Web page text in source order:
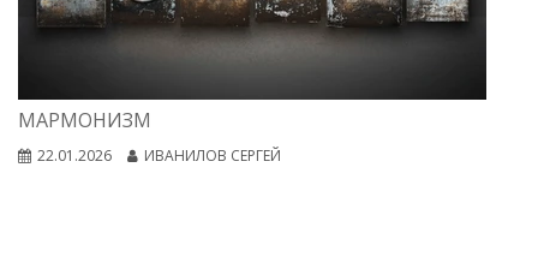
МАРМОНИЗМ
22.01.2026 ИВАНИЛОВ СЕРГЕЙ